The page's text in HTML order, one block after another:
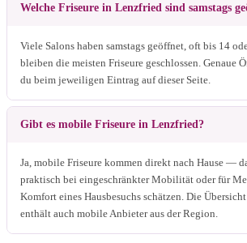
Welche Friseure in Lenzfried sind samstags
Viele Salons haben samstags geöffnet, oft bis 14
bleiben die meisten Friseure geschlossen. Genaue
du beim jeweiligen Eintrag auf dieser Seite.
Gibt es mobile Friseure in Lenzfried?
Ja, mobile Friseure kommen direkt nach Hause —
praktisch bei eingeschränkter Mobilität oder für
Komfort eines Hausbesuchs schätzen. Die
enthält auch mobile Anbieter aus der Region.